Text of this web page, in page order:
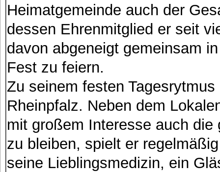
Heimatgemeinde auch der
dessen Ehrenmitglied er seit
davon abgeneigt gemeinsam
Fest zu feiern.
Zu seinem festen
Rheinpfalz. Neben dem
mit großem Interesse auch
zu bleiben, spielt er
seine Lieblingsmedizin, ein